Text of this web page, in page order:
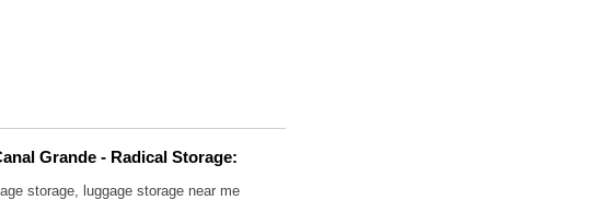
Grande - Radical Storage:
storage, luggage storage near me